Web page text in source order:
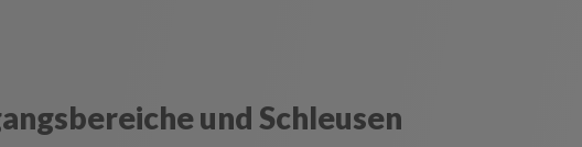
und Schleusen